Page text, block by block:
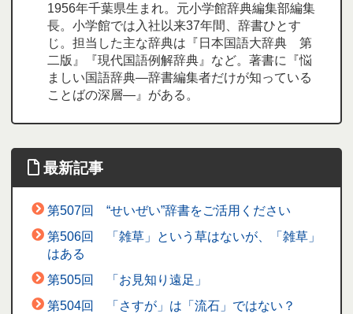
1956年千葉県生まれ。元小学館辞典編集部編集
長。小学館では入社以来37年間、辞書ひとす
じ。担当した主な辞典は『日本国語大辞典 第
二版』『現代国語例解辞典』など。著書に『悩
ましい国語辞典―辞書編集者だけが知っている
ことばの深層―』がある。
最新記事
第507回 “せいぜい”辞書をご活用ください
第506回 「雑草」という草はないが、「雑草」
はある
第505回 「お見知り遠足」
第504回 「さすが」は「流石」ではない？